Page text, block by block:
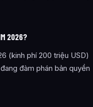
2026?
(kinh phí 200 triệu USD)
đàm phán bản quyền